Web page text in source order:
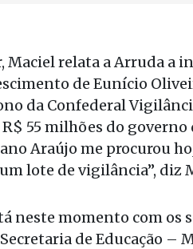
relata a Arruda a
de Eunício
da Confederal
55 milhões do
Araújo me procurou
lote de vigilância”, diz
neste momento com os
de Educação –